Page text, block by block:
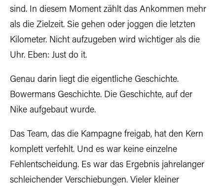
sind. In diesem Moment zählt das Ankommen mehr
als die Zielzeit. Sie gehen oder joggen die letzten
Kilometer. Nicht aufzugeben wird wichtiger als die
Uhr. Eben: Just do it.
Genau darin liegt die eigentliche Geschichte.
Bowermans Geschichte. Die Geschichte, auf der
Nike aufgebaut wurde.
Das Team, das die Kampagne freigab, hat den Kern
komplett verfehlt. Und es war keine einzelne
Fehlentscheidung. Es war das Ergebnis jahrelanger
schleichender Verschiebungen. Vieler kleiner